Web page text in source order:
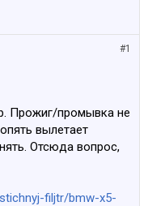
#1
Прожиг/промывка не
вылетает
Отсюда вопрос,
filjtr/bmw-x5-